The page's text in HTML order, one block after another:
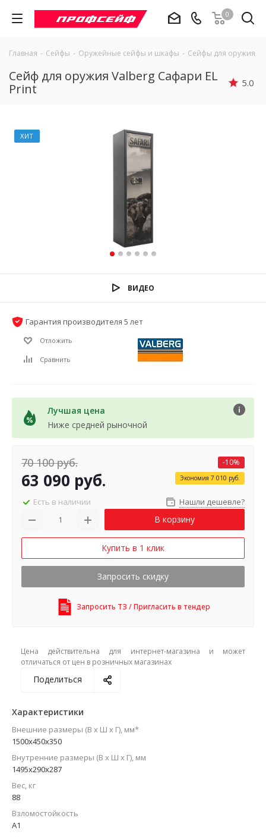
0
Главная - Сейфы - Оружейные сейфы и шкафы - Сейфы для оружия
5.0
Сейф для оружия Valberg Сафари EL
Print
ХИТ
ВИДЕО
Гарантия производителя 5 лет
Отложить
Сравнить
Характеристики
Внешние размеры (В х Ш х Г), мм*
1500x450x350
Внутренние размеры (В х Ш х Г), мм
1495x290x287
Вес, кг
88
Взломостойкость
А1
Лучшая цена
Ниже средней рыночной
70 100руб.
63 090 руб.
-10%
Экономия 7 010 руб.
Есть в наличии Нашли дешевле?
В корзину
Купить в 1 клик
Запросить скидку
Запросить ТЗ / Пригласить в тендер
Цена действительна для интернет-магазина и может
отличаться от цен в розничных магазинах
Поделиться